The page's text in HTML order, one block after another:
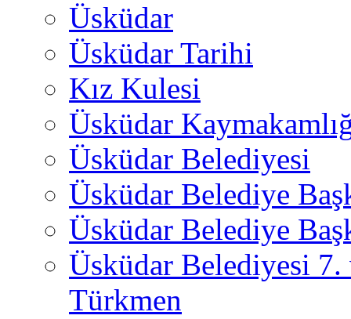
Üsküdar
Üsküdar Tarihi
Kız Kulesi
Üsküdar
Üsküdar Belediyesi
Üsküdar Belediye
Üsküdar Belediye
Üsküdar Belediyesi
Türkmen